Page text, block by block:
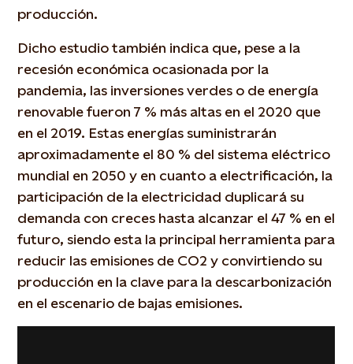
producción.
Dicho estudio también indica que, pese a la
recesión económica ocasionada por la
pandemia, las inversiones verdes o de energía
renovable fueron 7 % más altas en el 2020 que
en el 2019. Estas energías suministrarán
aproximadamente el 80 % del sistema eléctrico
mundial en 2050 y en cuanto a electrificación, la
participación de la electricidad duplicará su
demanda con creces hasta alcanzar el 47 % en el
futuro, siendo esta la principal herramienta para
reducir las emisiones de CO2 y convirtiendo su
producción en la clave para la descarbonización
en el escenario de bajas emisiones.